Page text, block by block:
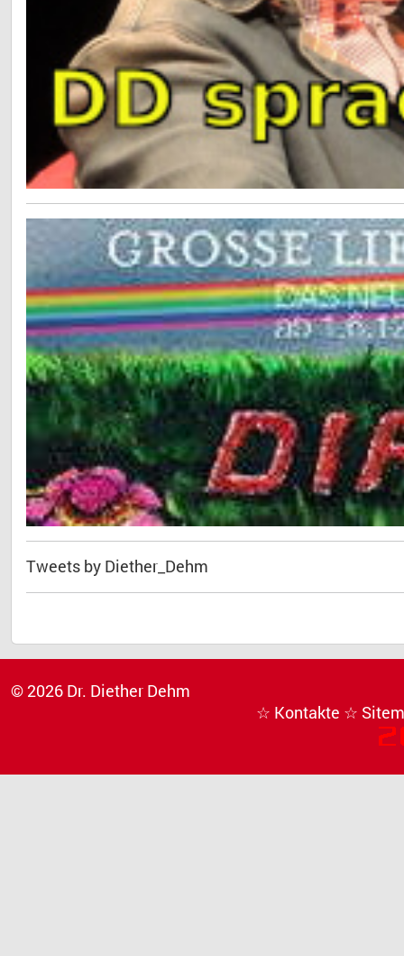
Tweets by Diether_Dehm
© 2026 Dr. Diether Dehm
☆ Kontakte ☆